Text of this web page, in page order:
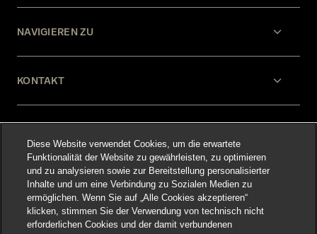
NAVIGIEREN ZU
KONTAKT
RECHTLICHES
Diese Website verwendet Cookies, um die erwartete
Funktionalität der Website zu gewährleisten, zu optimieren
und zu analysieren sowie zur Bereitstellung personalisierter
Inhalte und um eine Verbindung zu Sozialen Medien zu
ermöglichen. Wenn Sie auf „Alle Cookies akzeptieren“
klicken, stimmen Sie der Verwendung von technisch nicht
erforderlichen Cookies und der damit verbundenen